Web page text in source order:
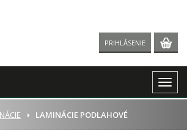
PRIHLÁSENIE
LAMINÁCIE PODLAHOVÉ